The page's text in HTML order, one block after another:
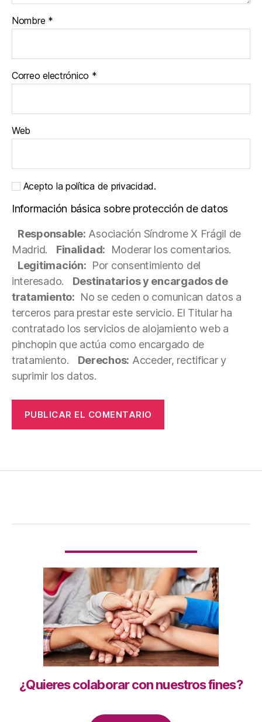
Nombre *
Correo electrónico *
Web
Acepto la política de privacidad.
Información básica sobre protección de datos
Responsable: Asociación Síndrome X Frágil de
Madrid.
Finalidad: Moderar los comentarios.
Legitimación: Por consentimiento del
interesado.
Destinatarios y encargados de
tratamiento: No se ceden o comunican datos a
terceros para prestar este servicio. El Titular ha
contratado los servicios de alojamiento web a
pinchopin que actúa como encargado de
tratamiento.
Derechos: Acceder, rectificar y
suprimir los datos.
¿Quieres colaborar con nuestros fines?